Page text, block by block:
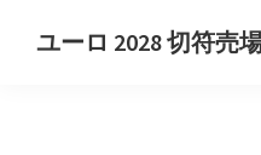
ユーロ 2028 切符売